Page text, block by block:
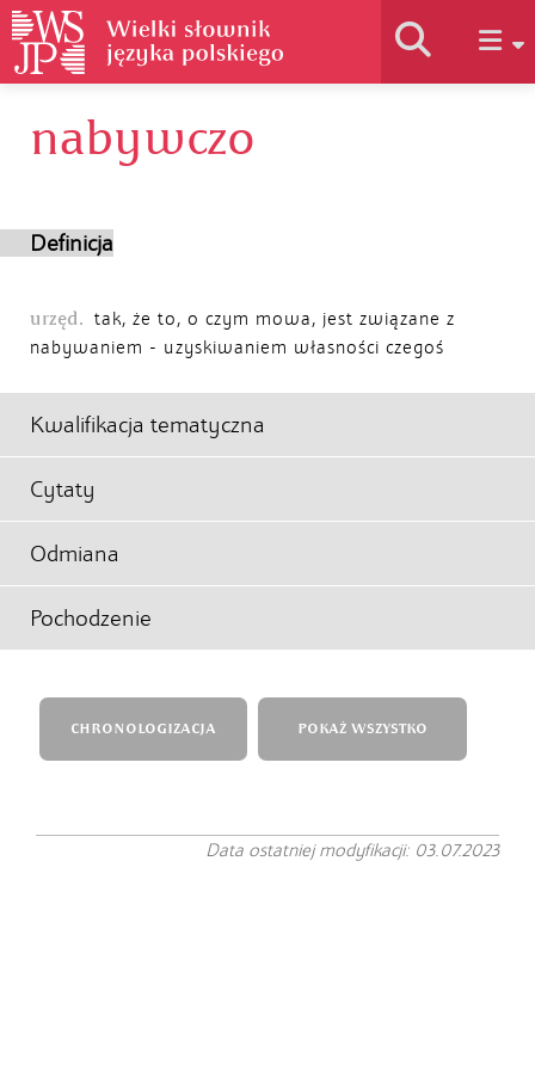
Historia słownika
nabywczo
Definicja
urzęd. tak, że to, o czym mowa, jest związane z
nabywaniem - uzyskiwaniem własności czegoś
Kwalifikacja tematyczna
Cytaty
Odmiana
Pochodzenie
CHRONOLOGIZACJA POKAŻ WSZYSTKO
Data ostatniej modyfikacji: 03.07.2023